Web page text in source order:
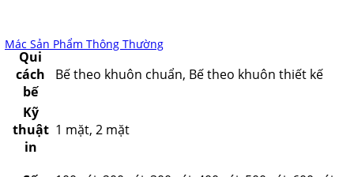
Mác Sản Phẩm Thông Thường
Qui
cách
bế
Bế theo khuôn chuẩn, Bế theo khuôn thiết kế
Kỹ
thuật
in
1 mặt, 2 mặt